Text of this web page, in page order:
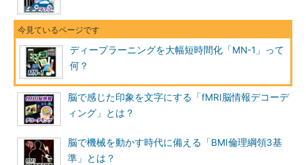
ディープラーニングを大幅短時間化「MN-1」って
何？
脳で感じた印象を文字にする「fMRI脳情報デコーデ
ィング」とは？
脳で機械を動かす時代に備える「BMI倫理綱領3基
準」とは？